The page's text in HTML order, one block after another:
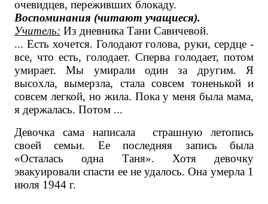
очевидцев, переживших блокаду.
Воспоминания (читают учащиеся).
Учитель: Из дневника Тани Савичевой.
... Есть хочется. Голодают голова, руки, сердце -
все, что есть, голодает. Сперва голодает, потом
умирает. Мы умирали один за другим. Я
высохла, вымерзла, стала совсем тоненькой и
совсем легкой, но жила. Пока у меня была мама,
я держалась. Потом ...
Девочка сама написала страшную летопись
своей семьи. Ее последняя запись была
«Осталась одна Таня». Хотя девочку
эвакуировали спасти ее не удалось. Она умерла 1
июля 1944 г.